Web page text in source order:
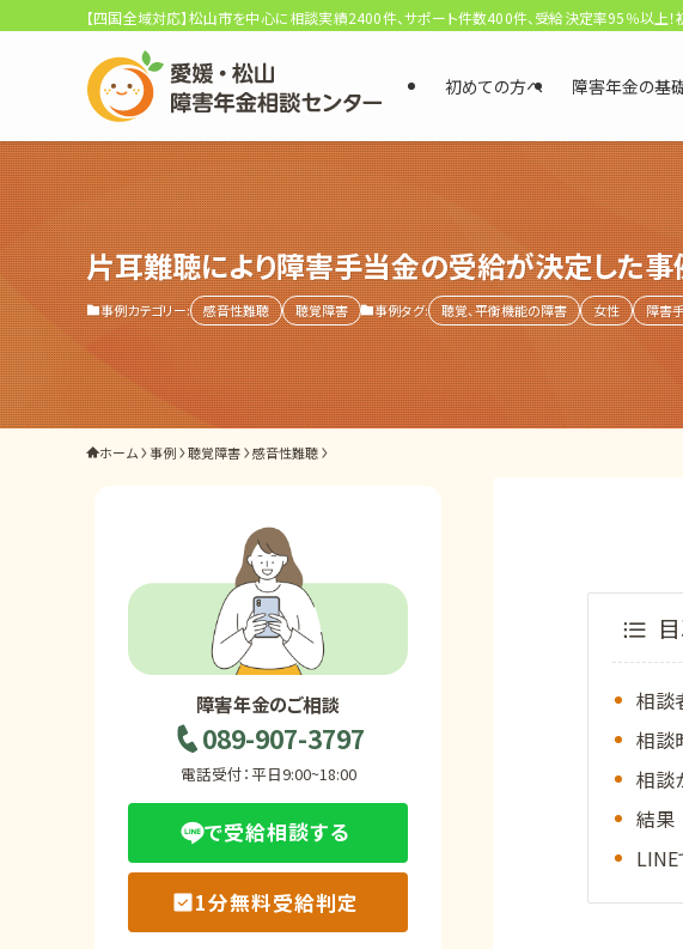
選ばれる3つの理由
初回相談料0円・受給後報酬型
サポート料金について
県内 No.1 の豊富な知識と経験
ご相談事例をみる
外出困難でもOK
障害年金の基礎知識
障害年金の金額
Q&A・相談事例
【四国全域対応】松山市を中心に相談実績2400件、サポート件数400件、受給決定率95％以上
初めての方へ 障害年金の基
片耳難聴により障害手当金の受給が決定した事
事例カテゴリー: 感音性難聴 聴覚障害 事例タグ: 聴覚、平衡機能の障害 女性 障害
ホーム 事例 聴覚障害 感音性難聴
相談
相談
相談
結果
LINE
障害年金のご相談
089-907-3797
電話受付：平日9:00~18:00
で受給相談する
1分無料受給判定